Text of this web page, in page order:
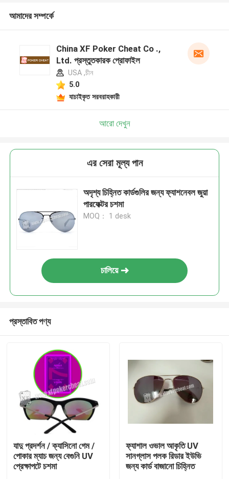
আমাদের সম্পর্কে
China XF Poker Cheat Co .,
Ltd. প্রস্তুতকারক প্রোফাইল
USA ,চীন
5.0
যাচাইকৃত সরবরাহকারী
আরো দেখুন
এর সেরা মূল্য পান
অদৃশ্য চিহ্নিত কার্ডগুলির জন্য ফ্যাশনেবল জুয়া
পারফেক্টর চশমা
MOQ： 1 desk
চালিয়ে
প্রস্তাবিত পণ্য
যাদু প্রদর্শন / ক্যাসিনো গেম /
পোকার ম্যাচ জন্য বেগুনি UV
প্রেক্ষাপটে চশমা
ফ্যাশাল ওভাল আকৃতি UV
সানগ্লাস পলক রিডার ইউভি
জন্য কার্ড বাজানো চিহ্নিত